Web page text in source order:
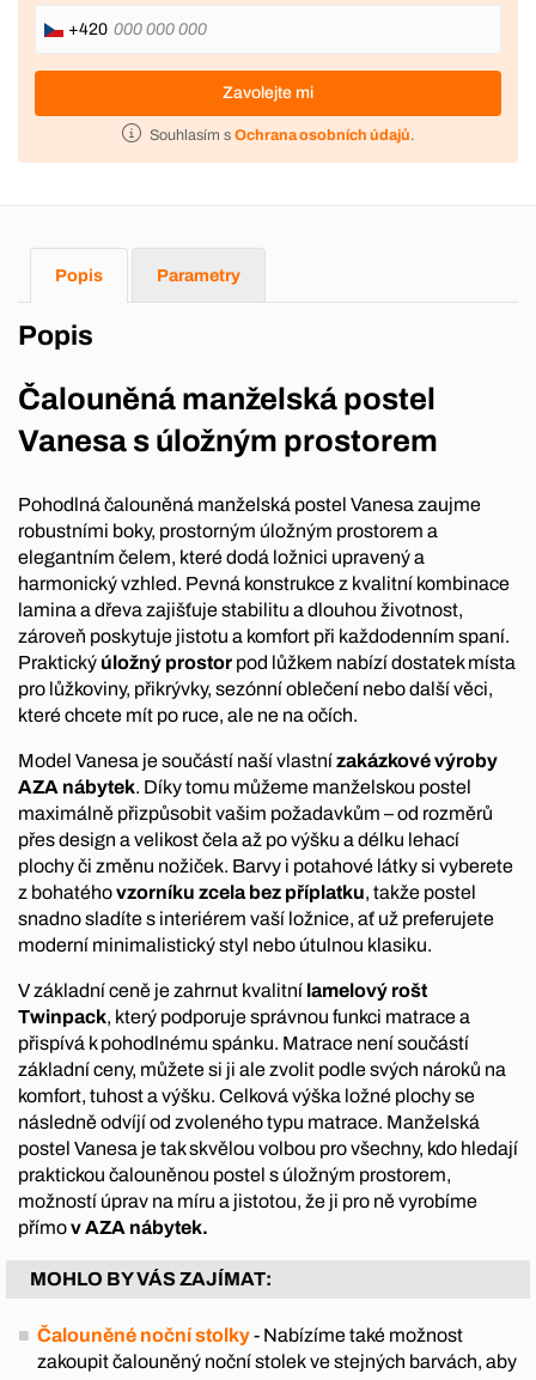
+420
Zavolejte mi
Souhlasím s Ochrana osobních údajů.
Popis Parametry
Popis
Čalouněná manželská postel
Vanesa s úložným prostorem
Pohodlná čalouněná manželská postel Vanesa zaujme
robustními boky, prostorným úložným prostorem a
elegantním čelem, které dodá ložnici upravený a
harmonický vzhled. Pevná konstrukce z kvalitní kombinace
lamina a dřeva zajišťuje stabilitu a dlouhou životnost,
zároveň poskytuje jistotu a komfort při každodenním spaní.
Praktický úložný prostor pod lůžkem nabízí dostatek místa
pro lůžkoviny, přikrývky, sezónní oblečení nebo další věci,
které chcete mít po ruce, ale ne na očích.
Model Vanesa je součástí naší vlastnízakázkové výroby
AZA nábytek. Díky tomu můžeme manželskou postel
maximálně přizpůsobit vašim požadavkům – od rozměrů
přes design a velikost čela až po výšku a délku lehací
plochy či změnu nožiček. Barvy i potahové látky si vyberete
z bohatéhovzorníku zcela bez příplatku, takže postel
snadno sladíte s interiérem vaší ložnice, ať už preferujete
moderní minimalistický styl nebo útulnou klasiku.
V základní ceně je zahrnut kvalitní lamelový rošt
Twinpack, který podporuje správnou funkci matrace a
přispívá k pohodlnému spánku. Matrace není součástí
základní ceny, můžete si ji ale zvolit podle svých nároků na
komfort, tuhost a výšku. Celková výška ložné plochy se
následně odvíjí od zvoleného typu matrace. Manželská
postel Vanesa je tak skvělou volbou pro všechny, kdo hledají
praktickou čalouněnou postel s úložným prostorem,
možností úprav na míru a jistotou, že ji pro ně vyrobíme
přímov AZA nábytek.
MOHLO BY VÁS ZAJÍMAT:
Čalouněné noční stolky- Nabízíme také možnost
zakoupit čalouněný noční stolek ve stejných barvách, aby